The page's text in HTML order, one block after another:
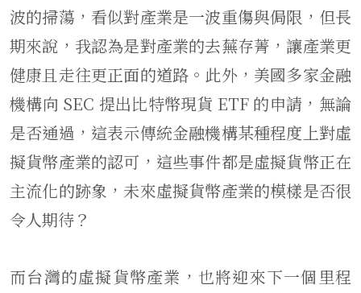
波的掃蕩，看似對產業是一波重傷與侷限，但長
期來說，我認為是對產業的去蕪存菁，讓產業更
健康且走往更正面的道路。此外，美國多家金融
機構向 SEC 提出比特幣現貨 ETF 的申請，無論
是否通過，這表示傳統金融機構某種程度上對虛
擬貨幣產業的認可，這些事件都是虛擬貨幣正在
主流化的跡象，未來虛擬貨幣產業的模樣是否很
令人期待？
而台灣的虛擬貨幣產業，也將迎來下一個里程